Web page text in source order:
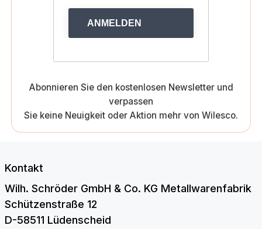
ANMELDEN
Abonnieren Sie den kostenlosen Newsletter und
verpassen
Sie keine Neuigkeit oder Aktion mehr von Wilesco.
Kontakt
Wilh. Schröder GmbH & Co. KG Metallwarenfabrik
Schützenstraße 12
D-58511 Lüdenscheid